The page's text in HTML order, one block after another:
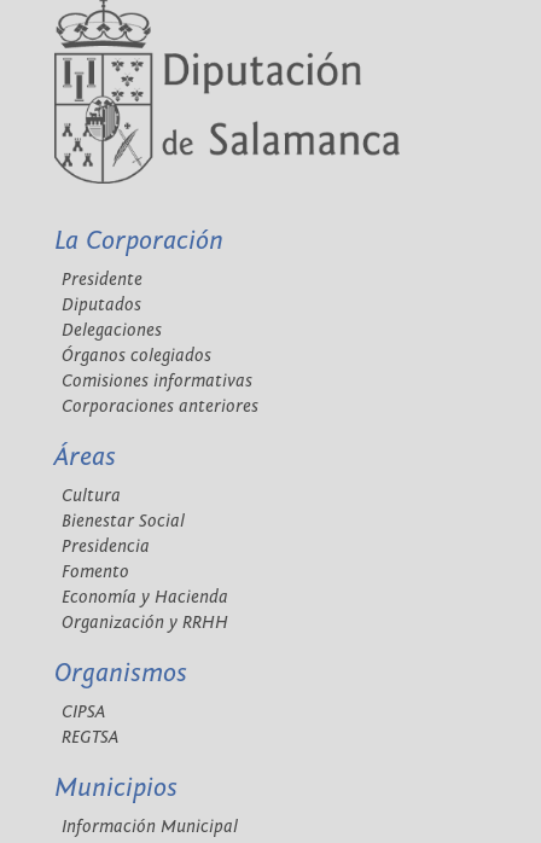
La Corporación
Presidente
Diputados
Delegaciones
Órganos colegiados
Comisiones informativas
Corporaciones anteriores
Áreas
Cultura
Bienestar Social
Presidencia
Fomento
Economía y Hacienda
Organización y RRHH
Organismos
CIPSA
REGTSA
Municipios
Información Municipal